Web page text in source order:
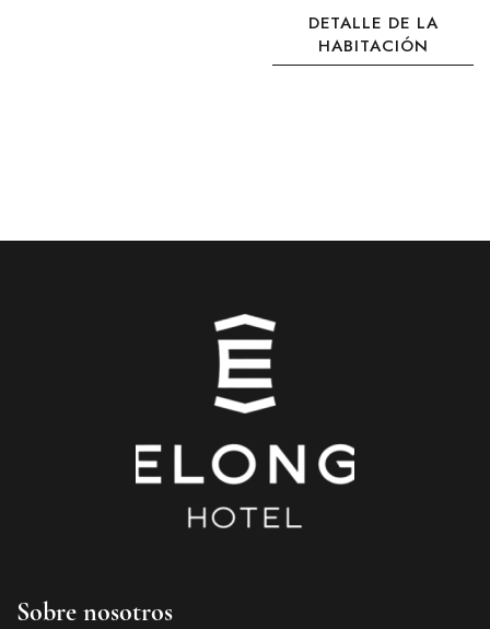
DETALLE DE LA
HABITACIÓN
Sobre nosotros